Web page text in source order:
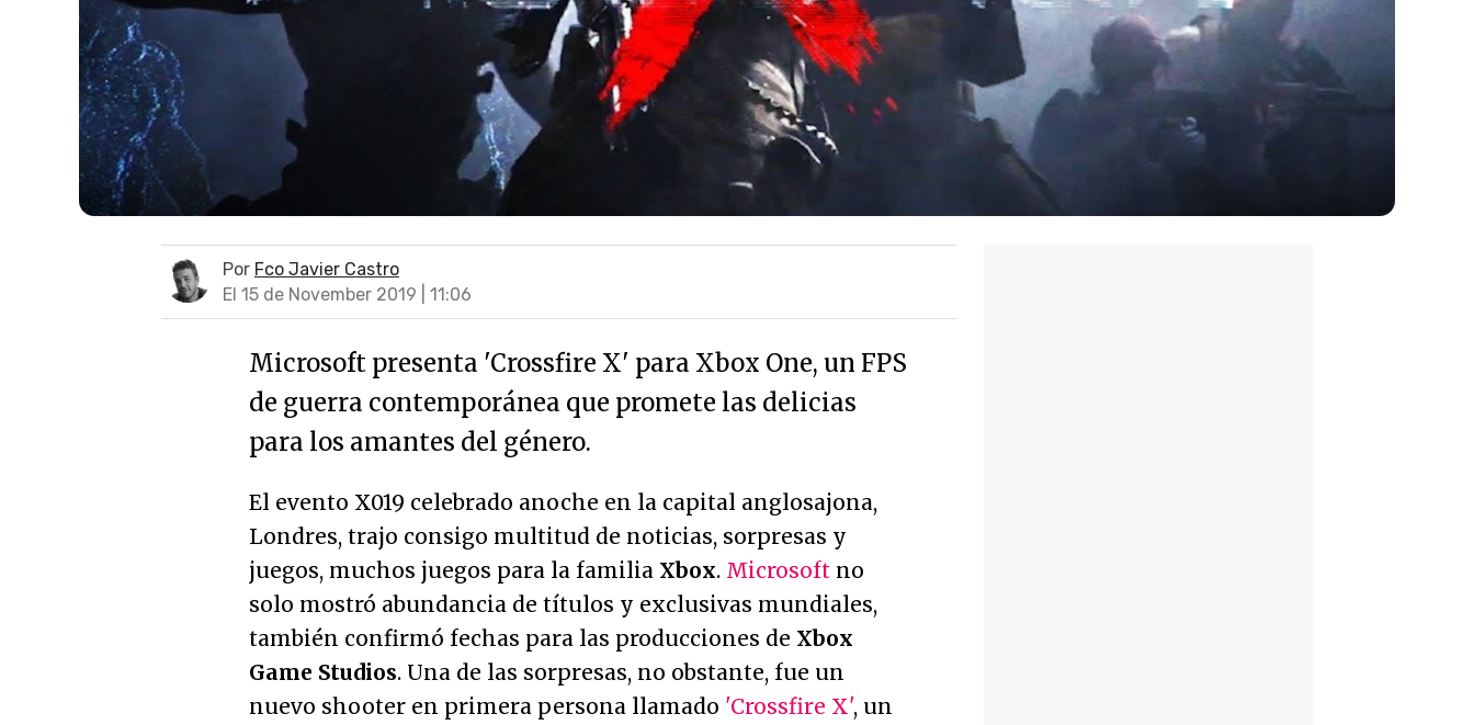
Por Fco Javier Castro
El 15 de November 2019 | 11:06
Microsoft presenta 'Crossfire X' para Xbox One, un FPS
de guerra contemporánea que promete las delicias
para los amantes del género.
El evento X019 celebrado anoche en la capital anglosajona,
Londres, trajo consigo multitud de noticias, sorpresas y
juegos, muchos juegos para la familia Xbox. Microsoft no
solo mostró abundancia de títulos y exclusivas mundiales,
también confirmó fechas para las producciones de Xbox
Game Studios. Una de las sorpresas, no obstante, fue un
nuevo shooter en primera persona llamado 'Crossfire X', un